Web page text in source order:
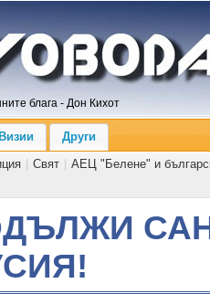
блага - Дон Кихот
Визии
Други
Свят
АЕЦ "Белене" и